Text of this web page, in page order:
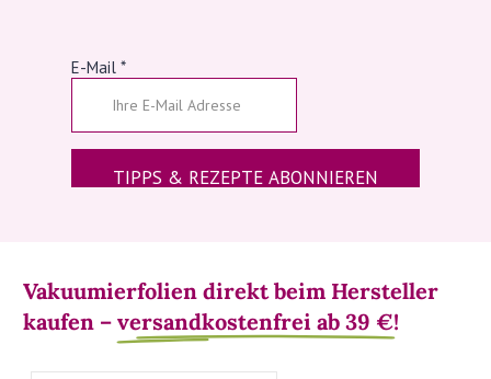
Vakuumierfolien direkt beim Hersteller
kaufen – versandkostenfrei ab 39 €!